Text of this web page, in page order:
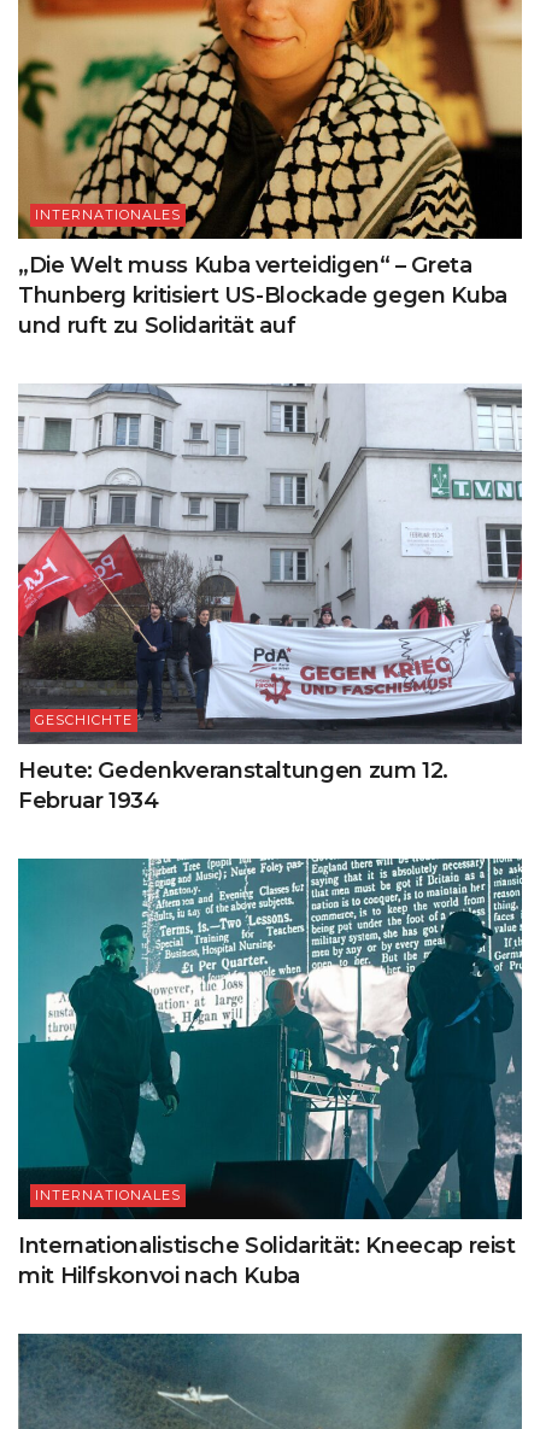
INTERNATIONALES
„Die Welt muss Kuba verteidigen“ – Greta
Thunberg kritisiert US-Blockade gegen Kuba
und ruft zu Solidarität auf
GESCHICHTE
Heute: Gedenkveranstaltungen zum 12.
Februar 1934
INTERNATIONALES
Internationalistische Solidarität: Kneecap reist
mit Hilfskonvoi nach Kuba